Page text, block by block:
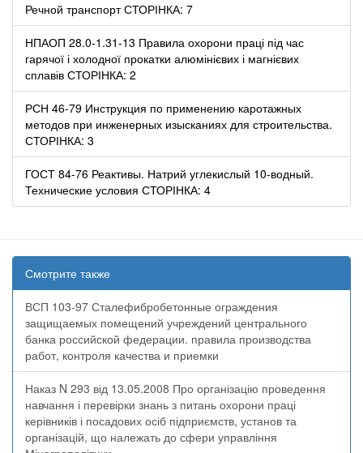
Речной транспорт СТОРІНКА: 7
НПАОП 28.0-1.31-13 Правила охорони праці під час
гарячої і холодної прокатки алюмінієвих і магнієвих
сплавів СТОРІНКА: 2
РСН 46-79 Инструкция по применению каротажных
методов при инженерных изысканиях для строительства.
СТОРІНКА: 3
ГОСТ 84-76 Реактивы. Натрий углекислый 10-водный.
Технические условия СТОРІНКА: 4
Смотрите также
ВСП 103-97 Сталефибробетонные ограждения
защищаемых помещений учреждений центрального
банка российской федерации. правила производства
работ, контроля качества и приемки
Наказ N 293 від 13.05.2008 Про організацію проведення
навчання і перевірки знань з питань охорони праці
керівників і посадових осіб підприємств, установ та
організацій, що належать до сфери управління